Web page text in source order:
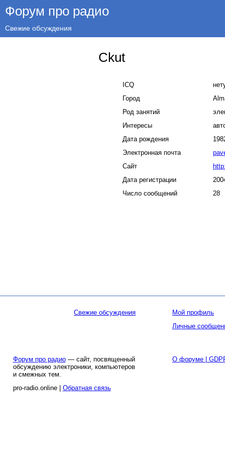
Форум про радио
Свежие обсуждения
Ckut
ICQ
Город
Род занятий
Интересы
Дата рождения
Электронная почта
Сайт
Дата регистрации
Число сообщений
28
Свежие обсуждения
Мой профиль
Личные
Форум про радио— сайт, посвященный
обсуждению электроники, компьютеров
и смежных тем.
pro-radio.online | Обратная связь
О форуме |